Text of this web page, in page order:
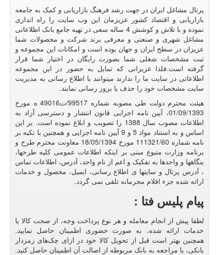
پرتال مشاغل ایران در جهت رشد فرهنگ بازاریابی و کمک به جامعه
بازاریابی و اقتصاد کشور عزیزمان این وب سایت را راه اندازی
نموده و با تلاش و کوشش 4 ساله سعی در تهیه جامع بانک اطلاعاتی
مشاغل شهری و صنعتی و معرفی برند شرکت و محصولات شما
عزیزان در سطح ایران و جهان بوده است و امکانات این مجموعه و
ثبت مشخصات شغلی شما بصورت رایگان در اختیار شما قرار
گرفته است.فلذا عزیزانی که تمایل به حضور در این مجموعه
اطلاعاتی در سایت ما را ندارند میتوانند با اطلاع رسانی به مدیریت
سایت مشخصات خود را حذف یا بروز رسانی نمایند.
هیئت محترم دولت طی مصوبه شماره 99517/ت49016 ه مورخ
01/09/1393، آیین نامه اجرایی قانون انتشار و دسترسی آزاد به
اطلاعات مصوب سال 1388 را تصویب و ابلاغ نموده است. بر این
اساس و به استناد مواد 5 و 9 آیین نامه اجرایی و همچنین با تکیه بر
نامه شماره 111321/60 مورخ 18/05/1394 معاونت محترم طرح و
برنامه وزارت متبوع مبنی بر اینکه اطلاعات عمومی کلیه طرحها،
بنگاهها و واحدها به تفکیک و اعم از نام واحد، آدرس، اطلاعات تماس
، آدرس پرتال و سایتها ی اطلاع رسانی، ایمیل، محصول و خدمات
ارائه شده جزء اقلام محرمانه تلقی نمی گردد.
پیام پلیس فتا :
لطفا پیش از انجام معامله و هر نوع پرداخت وجه، از صحت کالا یا
خدمات ارائه شده، به صورت حضوری اطمینان حاصل نمایید.
همچنین بهتر است قبل از تحویل کالا خود در ازای چک‌های رمزدار
بانکی، با مراجعه به بانک مربوطه از اصالت آن اطمینان حاصل کنید.